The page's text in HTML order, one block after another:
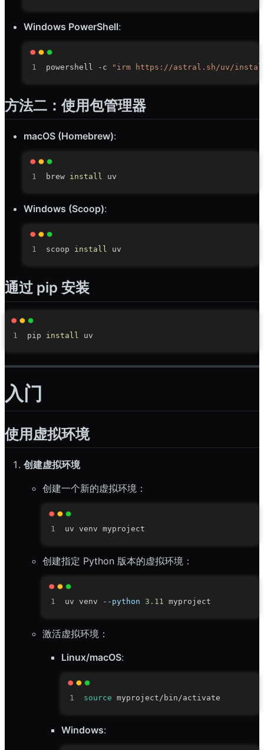
Windows PowerShell:
powershell - c "irm https://astral.sh/uv/
方法二：使用包管理器
macOS (Homebrew):
brew install
Windows (Scoop):
scoop install
通过 pip 安装
pip install
入门
使用虚拟环境
创建虚拟环境
创建一个新的虚拟环境：
创建指定 Python 版本的虚拟环境：
uv venv --python 3.11
激活虚拟环境：
Linux/macOS:
source
Windows: